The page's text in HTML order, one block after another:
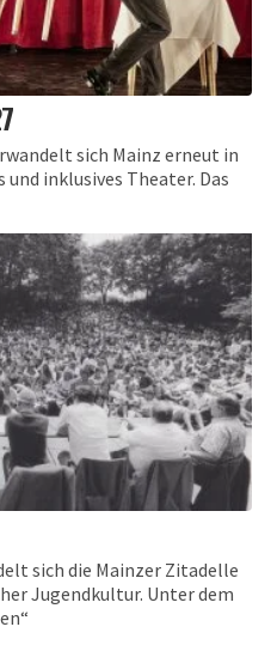
sich Mainz erneut in
inklusives Theater. Das
sich die Mainzer Zitadelle
Jugendkultur. Unter dem